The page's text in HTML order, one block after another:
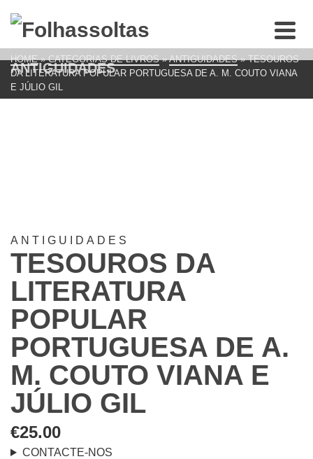
ANTIGUIDADES
HOME » CATEGORIAS DE LIVROS » ANTIGUIDADES » TESOUROS
DA LITERATURA POPULAR PORTUGUESA DE A. M. COUTO VIANA
E JÚLIO GIL
ANTIGUIDADES
TESOUROS DA
LITERATURA
POPULAR
PORTUGUESA DE A.
M. COUTO VIANA E
JÚLIO GIL
€25.00
CONTACTE-NOS